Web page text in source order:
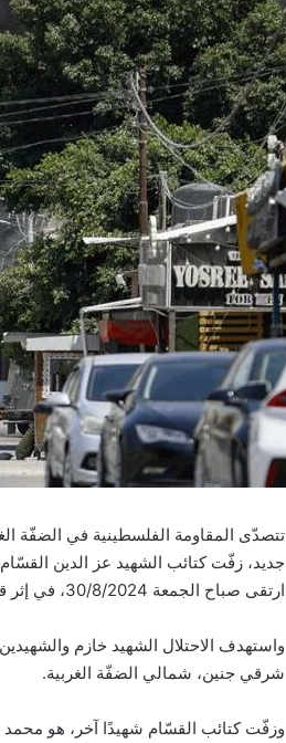
تتصدّى المقاومة الفلسطينية في الضفّة
جديد، زفّت كتائب الشهيد عز الدين
ارتقى صباح الجمعة 30/8/2024، في إثر قصف جوي “إسرائيلي” استهدفه.
واستهدف الاحتلال الشهيد خازم
شرقي جنين، شمالي الضفّة الغربية.
وزفّت كتائب القسّام شهيدًا آخر، هو